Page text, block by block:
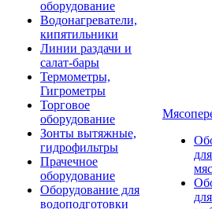
оборудование
Водонагреватели,
кипятильники
Линии раздачи и
салат-бары
Термометры,
Гигрометры
Торговое
оборудование
Зонты вытяжные,
гидрофильтры
Прачечное
оборудование
Оборудование для
водоподготовки
для
для